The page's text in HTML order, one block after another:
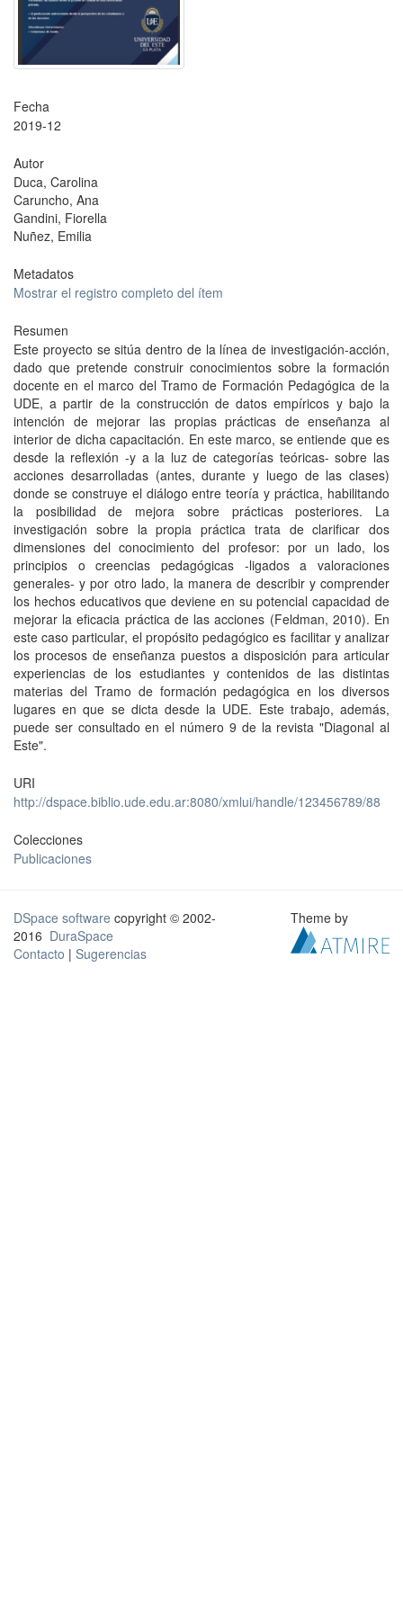
Fecha
2019-12
Autor
Duca, Carolina
Caruncho, Ana
Gandini, Fiorella
Nuñez, Emilia
Metadatos
Mostrar el registro completo del ítem
Resumen
Este proyecto se sitúa dentro de la línea de investigación-acción,
dado que pretende construir conocimientos sobre la formación
docente en el marco del Tramo de Formación Pedagógica de la
UDE, a partir de la construcción de datos empíricos y bajo la
intención de mejorar las propias prácticas de enseñanza al
interior de dicha capacitación. En este marco, se entiende que es
desde la reflexión -y a la luz de categorías teóricas- sobre las
acciones desarrolladas (antes, durante y luego de las clases)
donde se construye el diálogo entre teoría y práctica, habilitando
la posibilidad de mejora sobre prácticas posteriores. La
investigación sobre la propia práctica trata de clarificar dos
dimensiones del conocimiento del profesor: por un lado, los
principios o creencias pedagógicas -ligados a valoraciones
generales- y por otro lado, la manera de describir y comprender
los hechos educativos que deviene en su potencial capacidad de
mejorar la eficacia práctica de las acciones (Feldman, 2010). En
este caso particular, el propósito pedagógico es facilitar y analizar
los procesos de enseñanza puestos a disposición para articular
experiencias de los estudiantes y contenidos de las distintas
materias del Tramo de formación pedagógica en los diversos
lugares en que se dicta desde la UDE. Este trabajo, además,
puede ser consultado en el número 9 de la revista "Diagonal al
Este".
URI
http://dspace.biblio.ude.edu.ar:8080/xmlui/handle/123456789/88
Colecciones
Publicaciones
DSpace software copyright © 2002-
2016 DuraSpace
Contacto | Sugerencias
Theme by